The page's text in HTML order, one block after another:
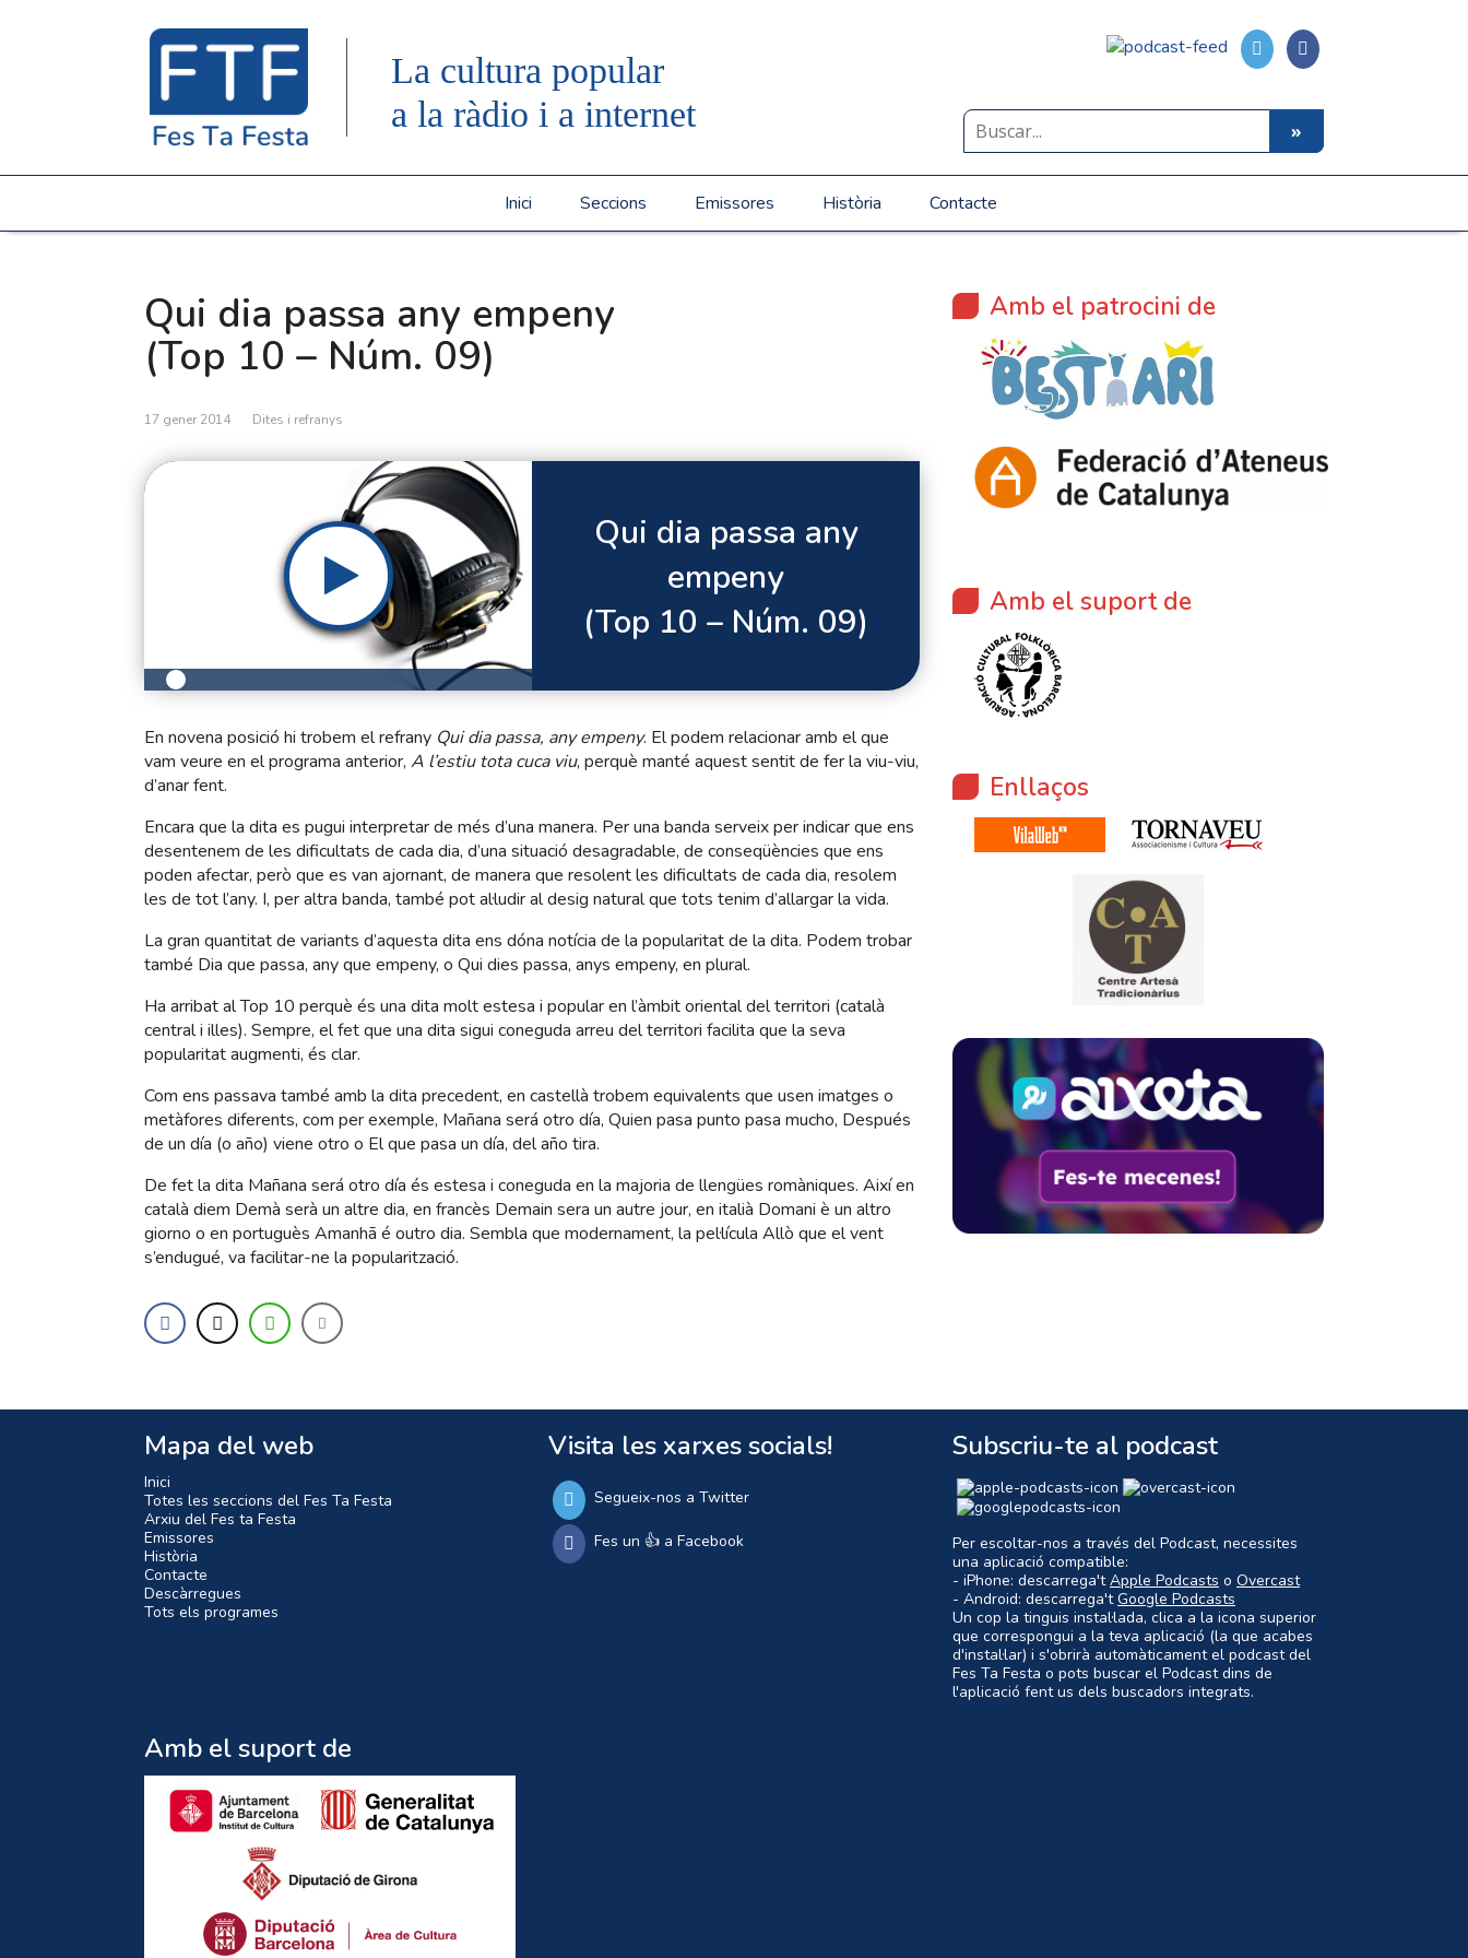
La cultura popular
a la ràdio i a internet
Inici Seccions Emissores Història Contacte
Qui dia passa any empeny
(Top 10 – Núm. 09)
17 gener 2014 Dites i refranys
Qui dia passa any
empeny
(Top 10 – Núm. 09)
En novena posició hi trobem el refrany Qui dia passa, any empeny. El podem relacionar amb el que
vam veure en el programa anterior, A l’estiu tota cuca viu, perquè manté aquest sentit de fer la viu-viu,
d’anar fent.
Encara que la dita es pugui interpretar de més d’una manera. Per una banda serveix per indicar que ens
desentenem de les dificultats de cada dia, d’una situació desagradable, de conseqüències que ens
poden afectar, però que es van ajornant, de manera que resolent les dificultats de cada dia, resolem
les de tot l’any. I, per altra banda, també pot al·ludir al desig natural que tots tenim d’allargar la vida.
La gran quantitat de variants d’aquesta dita ens dóna notícia de la popularitat de la dita. Podem trobar
també Dia que passa, any que empeny, o Qui dies passa, anys empeny, en plural.
Ha arribat al Top 10 perquè és una dita molt estesa i popular en l’àmbit oriental del territori (català
central i illes). Sempre, el fet que una dita sigui coneguda arreu del territori facilita que la seva
popularitat augmenti, és clar.
Com ens passava també amb la dita precedent, en castellà trobem equivalents que usen imatges o
metàfores diferents, com per exemple, Mañana será otro día, Quien pasa punto pasa mucho, Después
de un día (o año) viene otro o El que pasa un día, del año tira.
De fet la dita Mañana será otro día és estesa i coneguda en la majoria de llengües romàniques. Així en
català diem Demà serà un altre dia, en francès Demain sera un autre jour, en italià Domani è un altro
giorno o en portuguès Amanhã é outro dia. Sembla que modernament, la pel·lícula Allò que el vent
s’endugué, va facilitar-ne la popularització.
Amb el patrocini de
Amb el suport de
Enllaços
Mapa del web
Inici
Totes les seccions del Fes Ta Festa
Arxiu del Fes ta Festa
Emissores
Història
Contacte
Descàrregues
Tots els programes
Visita les xarxes socials!
Segueix-nos a Twitter
Fes un 👍 a Facebook
Subscriu-te al podcast
Per escoltar-nos a través del Podcast, necessites
una aplicació compatible:
- iPhone: descarrega'tApple Podcasts o Overcast
- Android: descarrega'tGoogle Podcasts
Un cop la tinguis instal·lada, clica a la icona superior
que correspongui a la teva aplicació (la que acabes
d'instal·lar) i s'obrirà automàticament el podcast del
Fes Ta Festa o pots buscar el Podcast dins de
l'aplicació fent us dels buscadors integrats.
Amb el suport de